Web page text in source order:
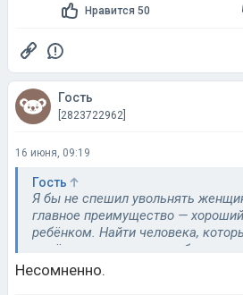
Нравится 50
Гость
[2823722962]
16 июня, 09:19
Гость
Я бы не спешил увольнять
главное преимущество —
ребёнком. Найти человека,
надёжен и готов делать бытовую
сложнее, чем научить его вашим
Несомненно.